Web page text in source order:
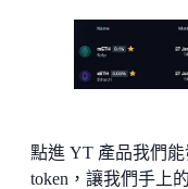
點進 YT 產品我們
token，讓我們手上